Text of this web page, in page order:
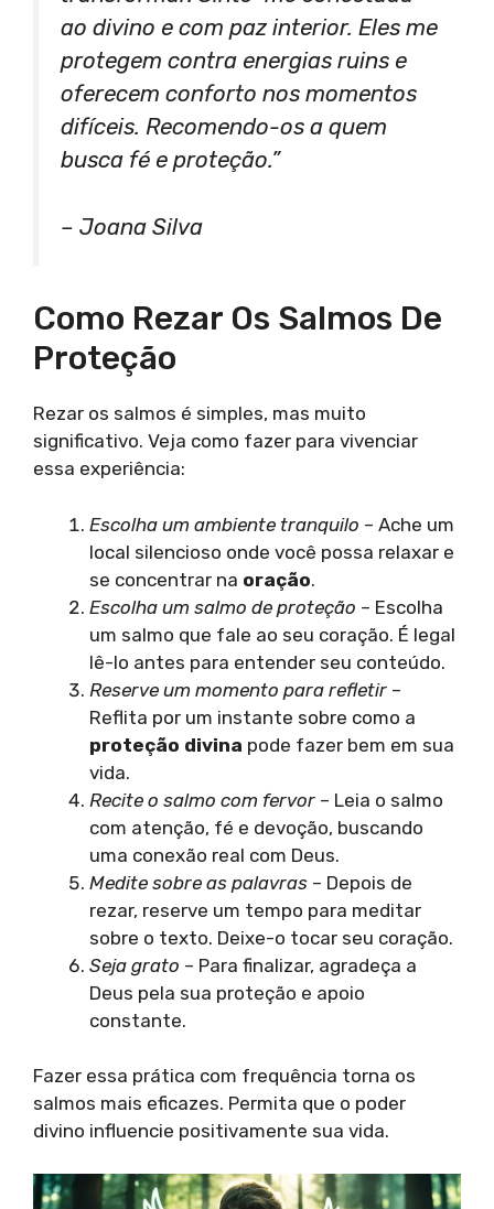
ao divino e com paz interior. Eles me
protegem contra energias ruins e
oferecem conforto nos momentos
difíceis. Recomendo-os a quem
busca fé e proteção.”
– Joana Silva
Como Rezar Os Salmos De
Proteção
Rezar os salmos é simples, mas muito
significativo. Veja como fazer para vivenciar
essa experiência:
Escolha um ambiente tranquilo – Ache um
local silencioso onde você possa relaxar e
se concentrar na oração.
Escolha um salmo de proteção – Escolha
um salmo que fale ao seu coração. É legal
lê-lo antes para entender seu conteúdo.
Reserve um momento para refletir –
Reflita por um instante sobre como a
proteção divina pode fazer bem em sua
vida.
Recite o salmo com fervor – Leia o salmo
com atenção, fé e devoção, buscando
uma conexão real com Deus.
Medite sobre as palavras – Depois de
rezar, reserve um tempo para meditar
sobre o texto. Deixe-o tocar seu coração.
Seja grato – Para finalizar, agradeça a
Deus pela sua proteção e apoio
constante.
Fazer essa prática com frequência torna os
salmos mais eficazes. Permita que o poder
divino influencie positivamente sua vida.